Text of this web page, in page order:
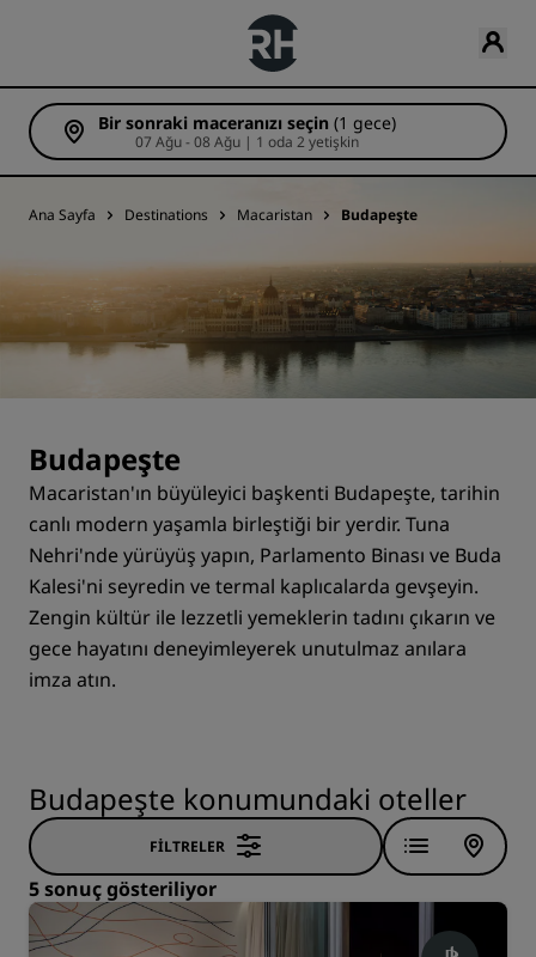
Bir sonraki maceranızı seçin (1 gece)
07 Ağu - 08 Ağu | 1 oda 2 yetişkin
Ana Sayfa Destinations Macaristan Budapeşte
Budapeşte
Macaristan'ın büyüleyici başkenti Budapeşte, tarihin
canlı modern yaşamla birleştiği bir yerdir. Tuna
Nehri'nde yürüyüş yapın, Parlamento Binası ve Buda
Kalesi'ni seyredin ve termal kaplıcalarda gevşeyin.
Zengin kültür ile lezzetli yemeklerin tadını çıkarın ve
gece hayatını deneyimleyerek unutulmaz anılara
imza atın.
Budapeşte konumundaki oteller
FILTRELER
5 sonuç gösteriliyor